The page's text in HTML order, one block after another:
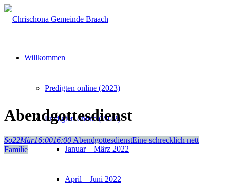
Willkommen
Predigten online (2023)
Predigten online (2022)
Januar – März 2022
April – Juni 2022
Abendgottesdienst
So22Mär16:0016:00 AbendgottesdienstEine schrecklich nett
Familie